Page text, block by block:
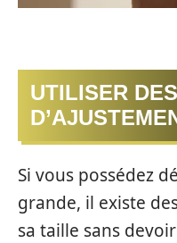
UTILISER
Si vous possédez
grande, il existe
sa taille sans